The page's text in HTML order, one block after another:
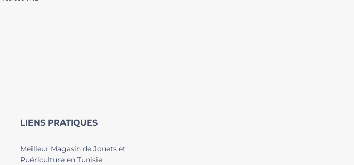
LIENS PRATIQUES
Meilleur Magasin de Jouets et
Puériculture en Tunisie